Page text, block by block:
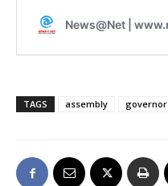
TAGS assembly governor